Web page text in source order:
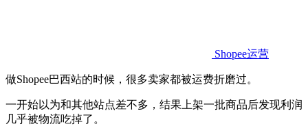
Shopee运营
做Shopee巴西站的时候，很多卖家都被运费折磨过。
一开始以为和其他站点差不多，结果上架一批商品后发现利润
几乎被物流吃掉了。